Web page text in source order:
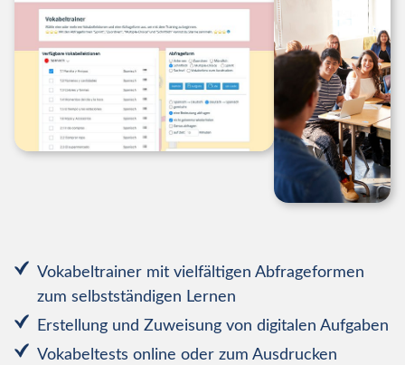
Vokabeltrainer mit vielfältigen Abfrageformen
zum selbstständigen Lernen
Erstellung und Zuweisung von digitalen Aufgaben
Vokabeltests online oder zum Ausdrucken